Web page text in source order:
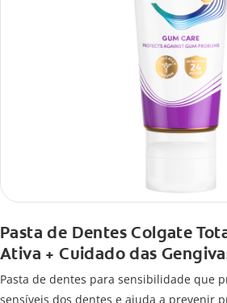
Pasta de Dentes Colgate
Ativa + Cuidado das
Pasta de dentes para sensibilidade que
sensíveis dos dentes e ajuda a prevenir